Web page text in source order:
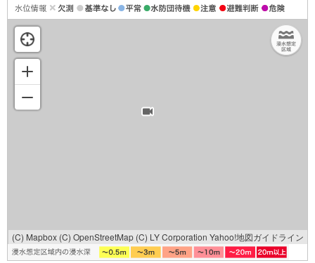
(C) Mapbox (C) OpenStreetMap (C) LY Corporation Yahoo!地図ガイドライン